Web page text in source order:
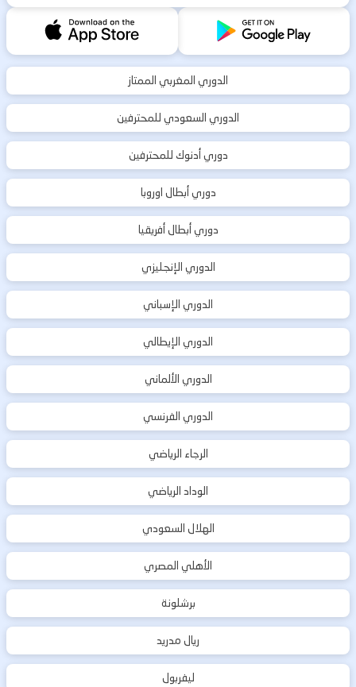
الدوري المغربي الممتاز
الدوري السعودي للمحترفين
دوري أدنوك للمحترفين
دوري أبطال اوروبا
دوري أبطال أفريقيا
الدوري الإنجليزي
الدوري الإسباني
الدوري الإيطالي
الدوري الألماني
الدوري الفرنسي
الرجاء الرياضي
الوداد الرياضي
الهلال السعودي
الأهلي المصري
برشلونة
ريال مدريد
ليفربول